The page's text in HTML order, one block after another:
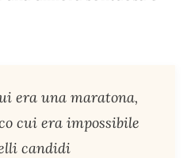
era una maratona,
cui era impossibile
candidi